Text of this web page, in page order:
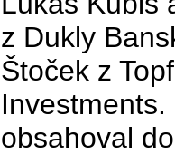
z Dukly
Štoček z
obsahoval